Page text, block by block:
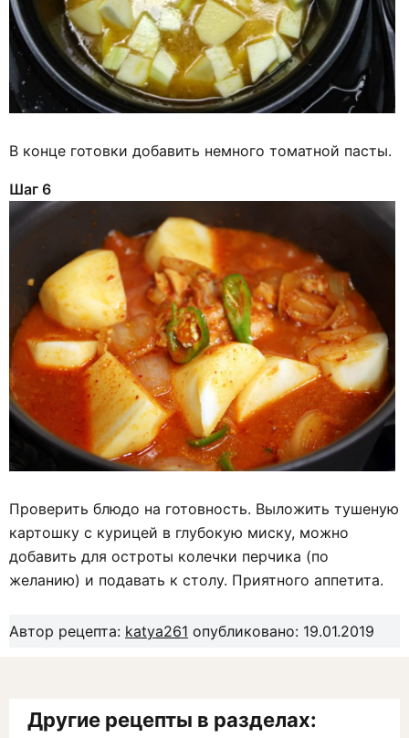
В конце готовки добавить немного томатной пасты.
Шаг 6
Проверить блюдо на готовность. Выложить тушеную
картошку с курицей в глубокую миску, можно
добавить для остроты колечки перчика (по
желанию) и подавать к столу. Приятного аппетита.
Автор рецепта: katya261 опубликовано: 19.01.2019
Другие рецепты в разделах: